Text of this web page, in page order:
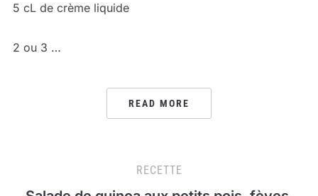
5 cL de crème liquide
2 ou 3 …
READ MORE
RECETTE